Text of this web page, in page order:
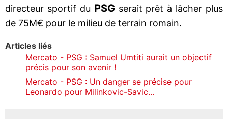
directeur sportif du PSGserait prêt à lâcher plus
de 75M€ pour le milieu de terrain romain.
Articles liés
Mercato - PSG : Samuel Umtiti aurait un objectif
précis pour son avenir !
Mercato - PSG : Un danger se précise pour
Leonardo pour Milinkovic-Savic...